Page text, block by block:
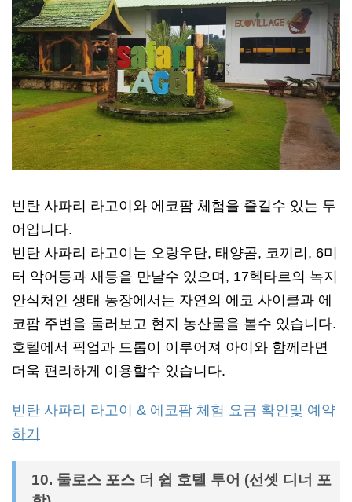
빈탄 사파리 라고이와 에코팜 체험을 즐길수 있는 투
어입니다.
빈탄 사파리 라고이는 오랑우탄, 태양곰, 코끼리, 6미
터 악어등과 새등을 만날수 있으며, 17헥타르의 녹지
안식처인 생태 농장에서는 자연의 에코 사이클과 에
코팜 주변을 둘러보고 현지 농산물을 볼수 있습니다.
호텔에서 픽업과 드롭이 이루어져 아이와 함께라면
더욱 편리하게 이용할수 있습니다.
빈탄 사파리 라고이 & 에코팜 체험 요금 확인및 예약
하기
10. 둘로스 포스 더 쉽 호텔 투어 (선셋 디너 포